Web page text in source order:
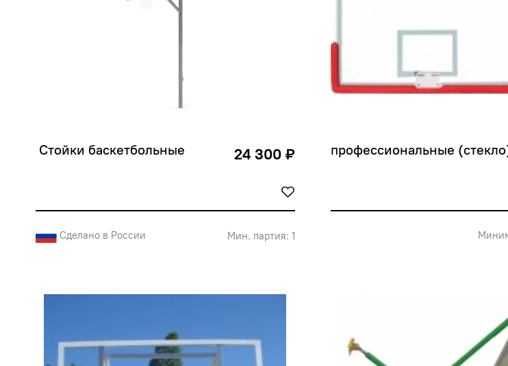
Стойки баскетбольные 24 300 ₽
Сделано в России Мин. партия: 1
профессиональные